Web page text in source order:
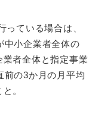
ている場合は、
中小企業者全体の
者全体と指定事業
前の3か月の月平均
。